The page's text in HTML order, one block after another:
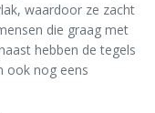
waardoor ze zacht
die graag met
hebben de tegels
ook nog eens